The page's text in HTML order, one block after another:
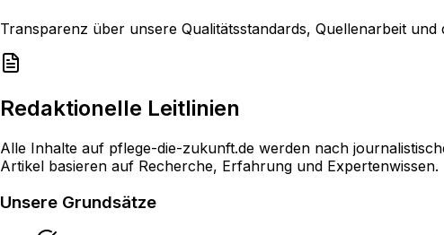
Transparenz über unsere Qualitätsstandards, Quellenarbeit
Redaktionelle Leitlinien
Alle Inhalte auf pflege-die-zukunft.de werden nach
Artikel basieren auf Recherche, Erfahrung und Expertenwissen.
Unsere Grundsätze